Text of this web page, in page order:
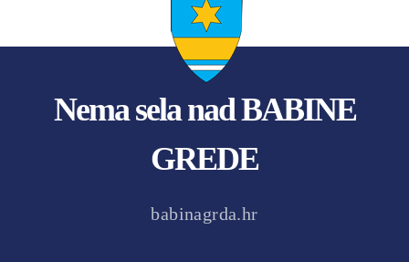
Nema sela nad BABINE
GREDE
babinagrda.hr